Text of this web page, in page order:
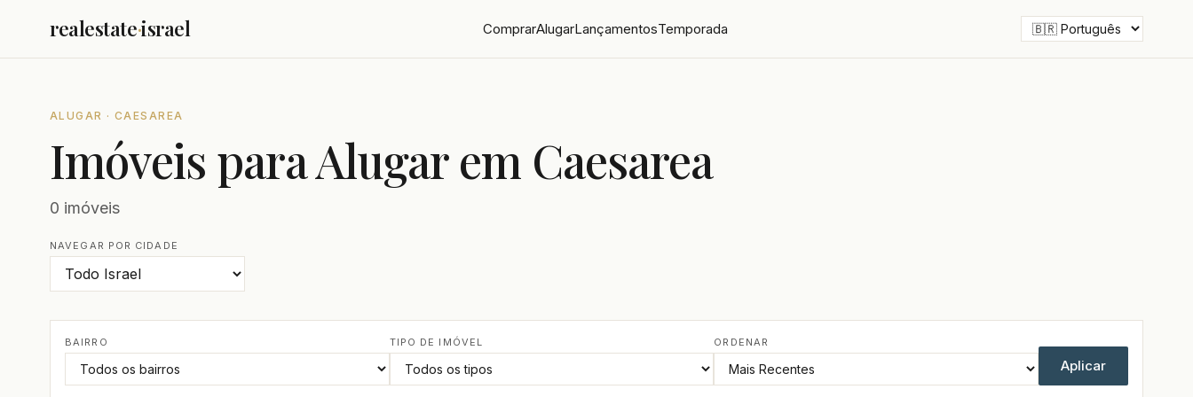
realestate·israel ComprarAlugarLançamentosTemporada
ALUGAR · CAESAREA
Imóveis para Alugar em Caesarea
0 imóveis
NAVEGAR POR CIDADE
BAIRRO TIPO DE IMÓVEL ORDENAR
Aplicar